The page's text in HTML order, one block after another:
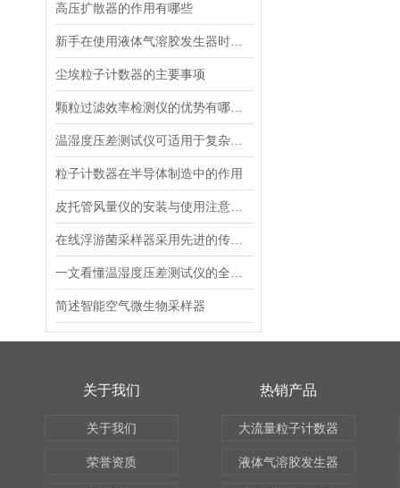
高压扩散器的作用有哪些
尘埃粒子计数器的主要事项
粒子计数器在半导体制造中的作用
简述智能空气微生物采样器
关于我们
关于我们
荣誉资质
热销产品
大流量粒子计数器
液体气溶胶发生器